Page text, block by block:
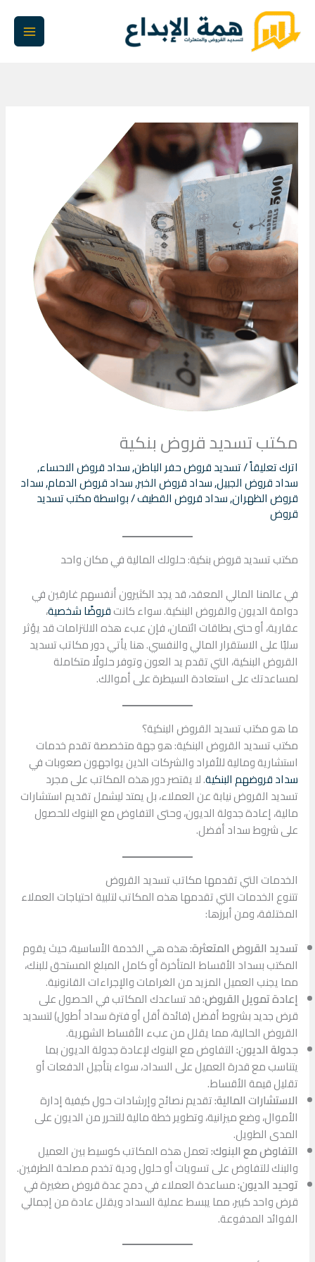
تخطي
المحتوى
مكتب تسديد قروض بنكية
اترك تعليقاً/تسديد قروض حفر الباطن,سداد قروض الاحساء,
سداد قروض الجبيل,سداد قروض الخبر,سداد قروض الدمام,سداد
قروض الظهران,سداد قروض القطيف/ بواسطةمكتب تسديد
قروض
مكتب تسديد قروض بنكية: حلولك المالية في مكان واحد
في عالمنا المالي المعقد، قد يجد الكثيرون أنفسهم غارقين في
دوامة الديون والقروض البنكية. سواء كانتقروضًا شخصية،
عقارية، أو حتى بطاقات ائتمان، فإن عبء هذه الالتزامات قد يؤثر
سلبًا على الاستقرار المالي والنفسي. هنا يأتي دور مكاتب تسديد
القروض البنكية، التي تقدم يد العون وتوفر حلولًا متكاملة
لمساعدتك على استعادة السيطرة على أموالك.
ما هو مكتب تسديد القروض البنكية؟
مكتب تسديد القروض البنكية: هو جهة متخصصة تقدم خدمات
استشارية ومالية للأفراد والشركات الذين يواجهون صعوبات في
سداد قروضهم البنكية. لا يقتصر دور هذه المكاتب على مجرد
تسديد القروض نيابة عن العملاء، بل يمتد ليشمل تقديم استشارات
مالية، إعادة جدولة الديون، وحتى التفاوض مع البنوك للحصول
على شروط سداد أفضل.
الخدمات التي تقدمها مكاتب تسديد القروض
تتنوع الخدمات التي تقدمها هذه المكاتب لتلبية احتياجات العملاء
المختلفة، ومن أبرزها:
تسديد القروض المتعثرة:هذه هي الخدمة الأساسية، حيث يقوم
المكتب بسداد الأقساط المتأخرة أو كامل المبلغ المستحق للبنك،
مما يجنب العميل المزيد من الغرامات والإجراءات القانونية.
إعادة تمويل القروض:قد تساعدك المكاتب في الحصول على
قرض جديد بشروط أفضل (فائدة أقل أو فترة سداد أطول) لتسديد
القروض الحالية، مما يقلل من عبء الأقساط الشهرية.
جدولة الديون:التفاوض مع البنوك لإعادة جدولة الديون بما
يتناسب مع قدرة العميل على السداد، سواء بتأجيل الدفعات أو
تقليل قيمة الأقساط.
الاستشارات المالية:تقديم نصائح وإرشادات حول كيفية إدارة
الأموال، وضع ميزانية، وتطوير خطة مالية للتحرر من الديون على
المدى الطويل.
التفاوض مع البنوك:تعمل هذه المكاتب كوسيط بين العميل
والبنك للتفاوض على تسويات أو حلول ودية تخدم مصلحة الطرفين.
توحيد الديون:مساعدة العملاء في دمج عدة قروض صغيرة في
قرض واحد كبير، مما يبسط عملية السداد ويقلل عادة من إجمالي
الفوائد المدفوعة.